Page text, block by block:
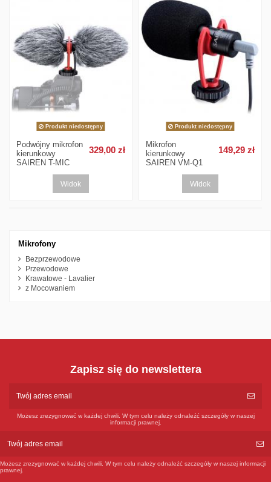
Produkt niedostępny
Podwójny mikrofon
kierunkowy
SAIREN T-MIC
329,00 zł
Widok
Produkt niedostępny
Mikrofon
kierunkowy
SAIREN VM-Q1
149,29 zł
Widok
Mikrofony
Bezprzewodowe
Przewodowe
Krawatowe - Lavalier
z Mocowaniem
Zapisz się do newslettera
Możesz zrezygnować w każdej chwili. W tym celu należy odnaleźć szczegóły w naszej
informacji prawnej.
Możesz zrezygnować w każdej chwili. W tym celu należy odnaleźć szczegóły w naszej informacji
prawnej.